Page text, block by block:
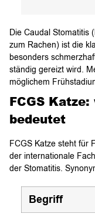
Die Caudal Stomatitis
zum Rachen) ist die
besonders
ständig gereizt wird.
möglichem
FCGS
bedeutet
FCGS Katze steht für
der internationale
der Stomatitis.
Begriff